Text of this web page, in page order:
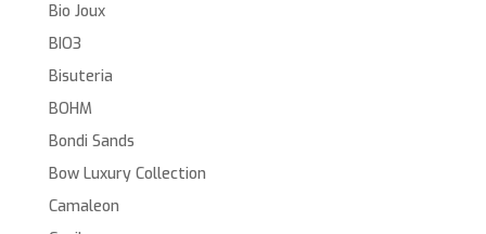
Bio Joux
BIO3
Bisuteria
BOHM
Bondi Sands
Bow Luxury Collection
Camaleon